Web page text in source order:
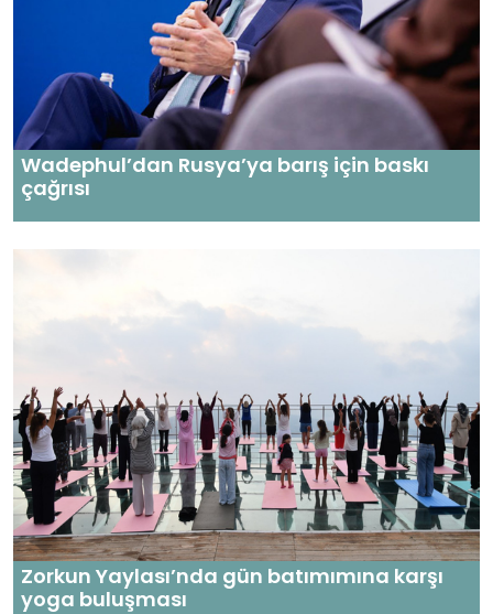
Wadephul’dan Rusya’ya barış için baskı
çağrısı
Zorkun Yaylası’nda gün batımımına karşı
yoga buluşması